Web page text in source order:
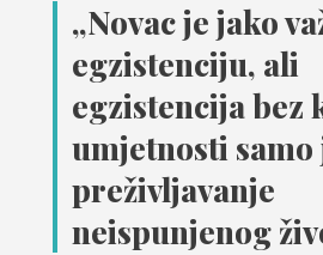
„Novac je jako
egzistenciju, ali
egzistencija bez
umjetnosti samo
preživljavanje
neispunjenog